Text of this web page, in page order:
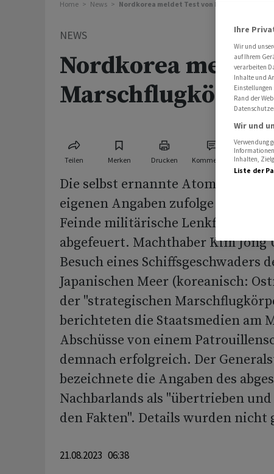
Home News Nordkorea meldet Test von
NEWS
Nordkorea meldet
Teilen Merken Drucken Kommentare
Die selbst ernannte Atommacht
eigenen Angaben zufolge zur
Feinde militärische
abgefeuert. Machthaber Kim Jong
Besuch eines Schiffsgeschwaders
Japanischen Meer (koreanisch:
der "strategischen
berichteten die Staatsmedien am
Abschüsse von einem
demnach erfolgreich. Der
bezeichnete die Angaben des
Nachbarlands als "übertrieben
den Fakten". Details wurden nicht
21.08.2023 06:38
Ihre
Wir und
auf Ihrem
verarbeiten
Inhalte und
Rand der
Wir und
Verwendung
Inhalten,
Liste der